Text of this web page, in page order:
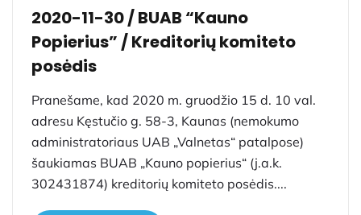
2020-11-30 / BUAB “Kauno
Popierius” / Kreditorių komiteto
posėdis
Pranešame, kad 2020 m. gruodžio 15 d. 10 val.
adresu Kęstučio g. 58-3, Kaunas (nemokumo
administratoriaus UAB „Valnetas“ patalpose)
šaukiamas BUAB „Kauno popierius“ (j.a.k.
302431874) kreditorių komiteto posėdis....